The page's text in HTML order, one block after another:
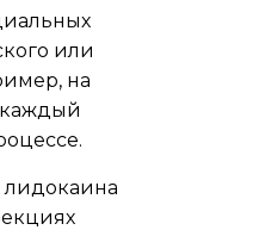
или
на
каждый
лидокаина